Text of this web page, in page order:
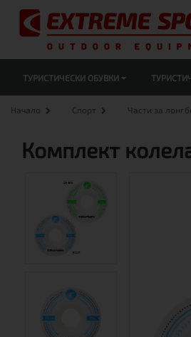
ТУРИСТИЧЕСКИ ОБУВКИ
Начало Спорт Части за
Комплект